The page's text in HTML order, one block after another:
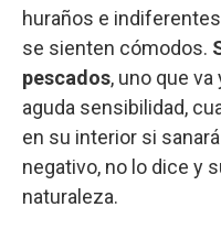
huraños e
se sienten cómodos.
pescados, uno que
aguda sensibilidad,
en su interior si
negativo, no lo dice y
naturaleza.